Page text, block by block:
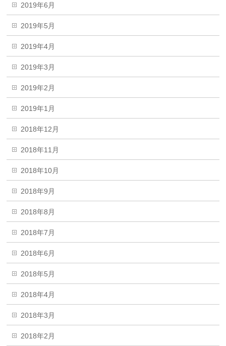
2019年6月
2019年5月
2019年4月
2019年3月
2019年2月
2019年1月
2018年12月
2018年11月
2018年10月
2018年9月
2018年8月
2018年7月
2018年6月
2018年5月
2018年4月
2018年3月
2018年2月